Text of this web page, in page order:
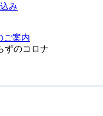
み
ずのコロナ